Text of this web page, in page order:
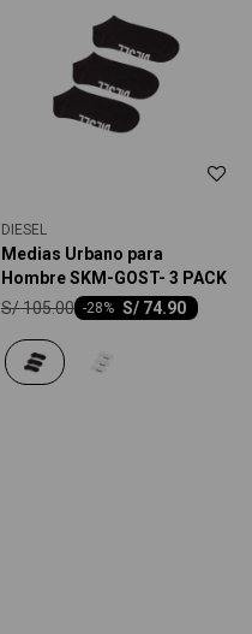
DIESEL
Medias Urbano para
Hombre SKM-GOST- 3 PACK
S/ 74.90
-28
S/105.00